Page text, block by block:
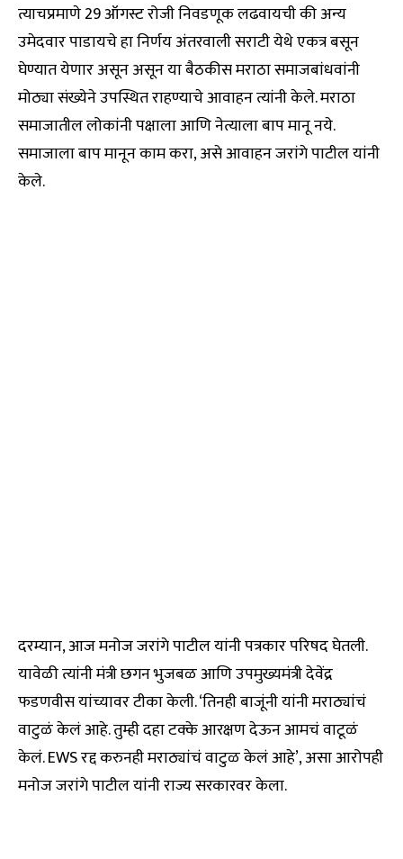
त्याचप्रमाणे 29 ऑगस्ट रोजी निवडणूक लढवायची की अन्य
उमेदवार पाडायचे हा निर्णय अंतरवाली सराटी येथे एकत्र बसून
घेण्यात येणार असून असून या बैठकीस मराठा समाजबांधवांनी
मोठ्या संख्येने उपस्थित राहण्याचे आवाहन त्यांनी केले. मराठा
समाजातील लोकांनी पक्षाला आणि नेत्याला बाप मानू नये.
समाजाला बाप मानून काम करा, असे आवाहन जरांगे पाटील यांनी
केले.
दरम्यान, आज मनोज जरांगे पाटील यांनी पत्रकार परिषद घेतली.
यावेळी त्यांनी मंत्री छगन भुजबळ आणि उपमुख्यमंत्री देवेंद्र
फडणवीस यांच्यावर टीका केली. ‘तिनही बाजूंनी यांनी मराठ्यांचं
वाटुळं केलं आहे. तुम्ही दहा टक्के आरक्षण देऊन आमचं वाटूळं
केलं. EWS रद्द करुनही मराठ्यांचं वाटुळ केलं आहे’, असा आरोपही
मनोज जरांगे पाटील यांनी राज्य सरकारवर केला.